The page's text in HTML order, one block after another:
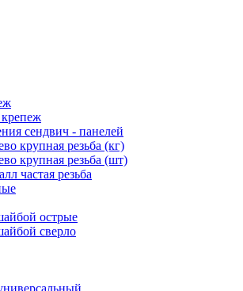
сендвич - панелей
крупная резьба (кг)
крупная резьба (шт)
частая резьба
острые
сверло